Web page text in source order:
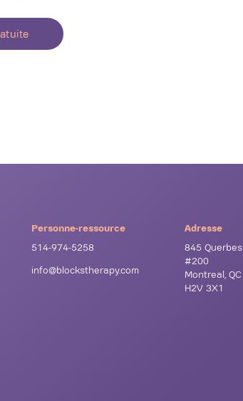
Personne-ressource
514-974-5258
info@blockstherapy.com
Adresse
845 Querbes
#200
Montreal, QC
H2V 3X1